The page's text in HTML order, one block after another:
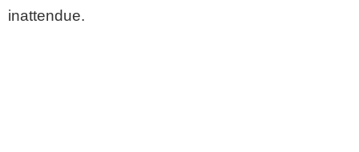
inattendue.